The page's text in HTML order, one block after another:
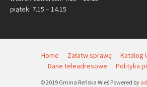
piątek: 7.15 – 14.15
Home Załatw sprawę
Katalog
Dane teleadresowe
Polityka
© 2019 Gmina Reńska Wieś Powered by